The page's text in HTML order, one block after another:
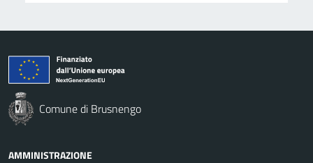
Comune di Brusnengo
AMMINISTRAZIONE